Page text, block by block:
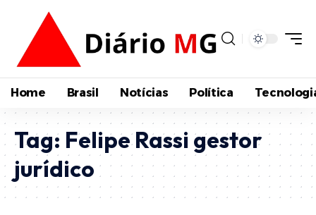
Home Brasil Notícias Política
Tag: Felipe Rassi gestor
jurídico